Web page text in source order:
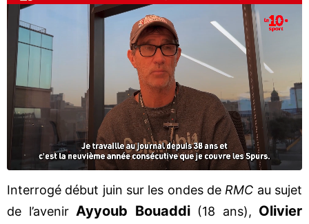
Interrogé début juin sur les ondes de RMC au sujet
de l’avenir Ayyoub Bouaddi(18 ans), Olivier